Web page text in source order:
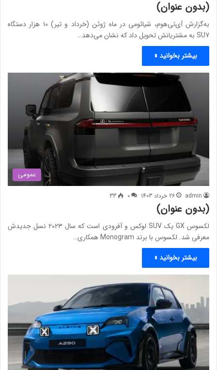
(بدون عنوان)
به‌گزارش آی‌تی‌هوم، شیائومی در ماه ژوئن (خرداد و تیر) ۱۰ هزار دستگاه
SU7 به مشتریانش تحویل داد که نشان می‌دهد…
بیشتر بخوانید »
عمومی
admin 26 خرداد 1403 0
33
(بدون عنوان)
لکسوس GX یک SUV لوکس و آفرودی است که سال ۲۰۲۳ نسل جدیدش
معرفی شد. لکسوس با برند Monogram همکاری…
بیشتر بخوانید »